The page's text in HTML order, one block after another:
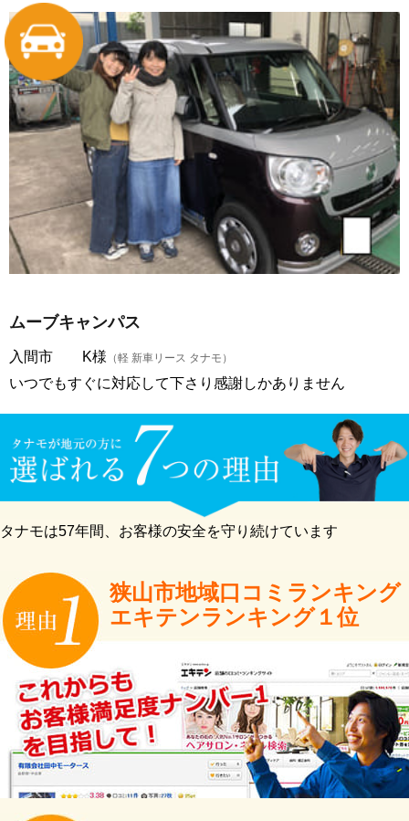
ムーブキャンパス
入間市 K様 （軽 新車リース タナモ）
いつでもすぐに対応して下さり感謝しかありません
タナモは57年間、お客様の安全を守り続けています
狭山市地域口コミランキング
エキテンランキング１位